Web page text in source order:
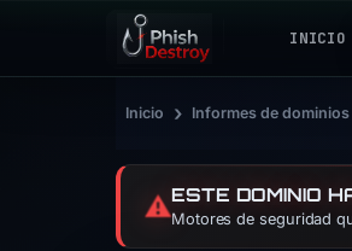
INICIO
Inicio › Informes de dominios
⚠️ESTE DOMINIO
Motores de seguridad